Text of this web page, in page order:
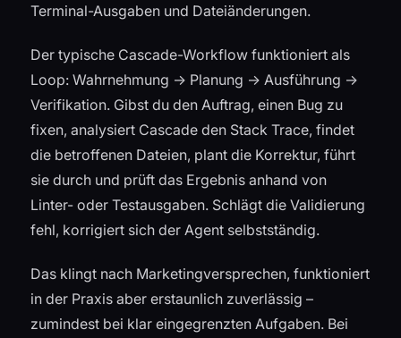
Terminal-Ausgaben und Dateiänderungen.
Der typische Cascade-Workflow funktioniert als
Loop: Wahrnehmung → Planung → Ausführung →
Verifikation. Gibst du den Auftrag, einen Bug zu
fixen, analysiert Cascade den Stack Trace, findet
die betroffenen Dateien, plant die Korrektur, führt
sie durch und prüft das Ergebnis anhand von
Linter- oder Testausgaben. Schlägt die Validierung
fehl, korrigiert sich der Agent selbstständig.
Das klingt nach Marketingversprechen, funktioniert
in der Praxis aber erstaunlich zuverlässig –
zumindest bei klar eingegrenzten Aufgaben. Bei